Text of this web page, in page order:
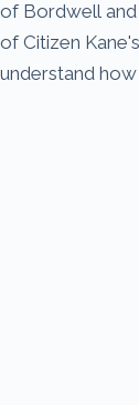
of Bordwell and
of Citizen
understand